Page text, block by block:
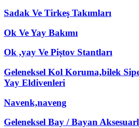
Sadak Ve Tirkeş Takımları
Ok Ve Yay Bakımı
Ok ,yay Ve Piştov Stantları
Geleneksel Kol Koruma,bilek
Yay Eldivenleri
Navenk,naveng
Geleneksel Bay / Bayan